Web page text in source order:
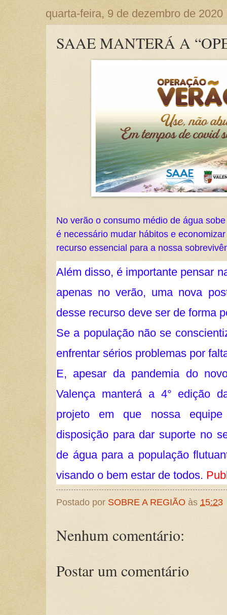
quarta-feira, 9 de dezembro de 2020
SAAE MANTERÁ A
No verão o consumo médio de água
é necessário mudar hábitos e
recurso essencial para a nossa
Além disso, é importante pensar
apenas no verão, uma nova
desse recurso deve ser de forma
Se a população não se
enfrentar sérios problemas por
E, apesar da pandemia do
Valença manterá a 4° edição
projeto em que nossa
disposição para dar suporte no
de água para a população
visando o bem estar de todos.
Postado por SOBRE A REGIÃO às 15:23
Nenhum comentário:
Postar um comentário